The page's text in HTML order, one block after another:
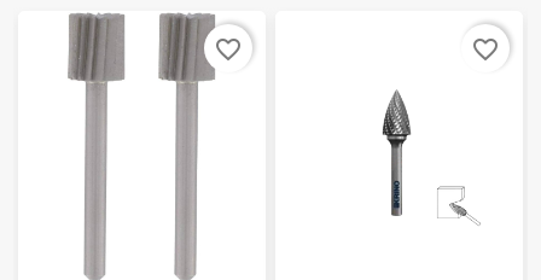
favorite_border favorite_border